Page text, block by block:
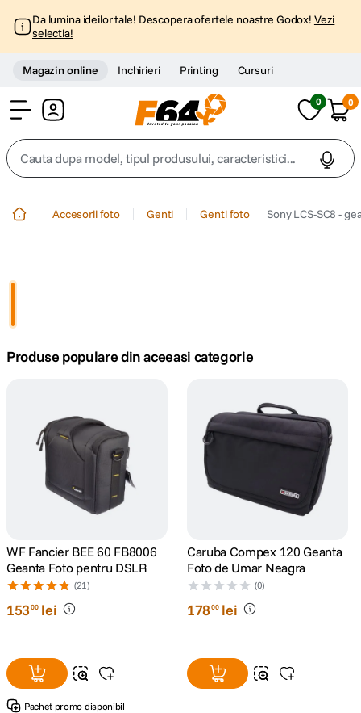
Da lumina ideilor tale! Descopera ofertele noastre Godox! Vezi
selectia!
Magazin online Inchirieri Printing Cursuri
0 0
Cauta dupa model, tipul produsului, caracteristici...
4. peak design
6. lavaliera
. sony fx
card memorie
9. dji mic mini
10 . dji osmo
Accesorii foto Genti Genti foto Sony LCS-SC8 -
Produse populare din aceeasi categorie
WF Fancier BEE 60 FB8006
Geanta Foto pentru DSLR
(21)
15300 lei
Pachet promo disponibil
Caruba Compex 120 Geanta
Foto de Umar Neagra
(0)
17800 lei